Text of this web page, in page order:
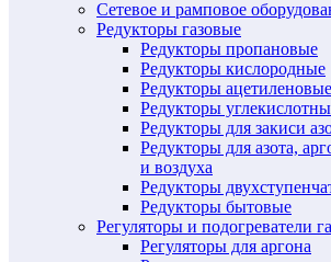
Сетевое и рамповое
Редукторы газовые
Редукторы пропановые
Редукторы кислородные
Редукторы ацетиленовые
Редукторы
Редукторы для закиси
Редукторы для азота,
и воздуха
Редукторы
Редукторы бытовые
Регуляторы и подогреватели
Регуляторы для аргона